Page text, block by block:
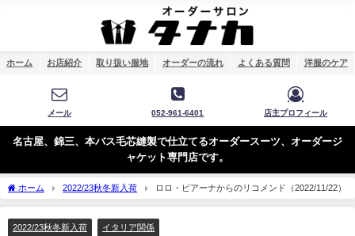
ホーム お店紹介 取り扱い服地 オーダーの流れ よくある質問 洋服のケア
メール 052-961-6401 店主プロフィール
名古屋、錦三、本バス毛芯縫製で仕立てるオーダースーツ、オーダージ
ャケット専門店です。
ホーム 2022/23秋冬新入荷 ロロ・ピアーナからのリコメンド（2022/11/22）
2022/23秋冬新入荷 イタリア関係